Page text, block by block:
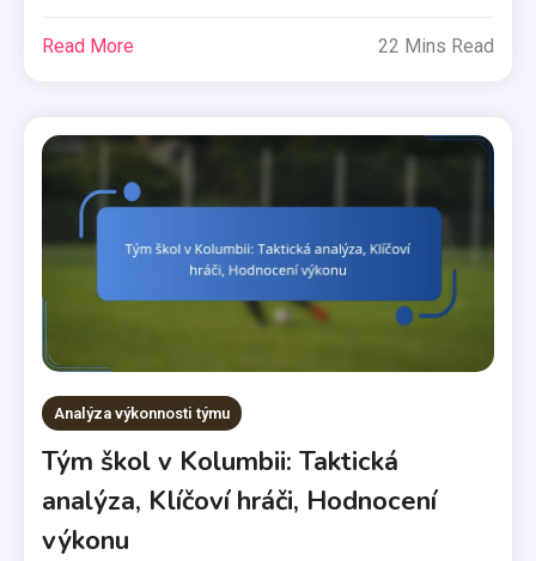
Read More 22 Mins Read
Analýza výkonnosti týmu
Tým škol v Kolumbii: Taktická
analýza, Klíčoví hráči, Hodnocení
výkonu